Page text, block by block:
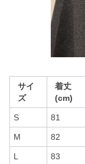
サイ
ズ
着丈
(cm)
S 81
M 82
L 83